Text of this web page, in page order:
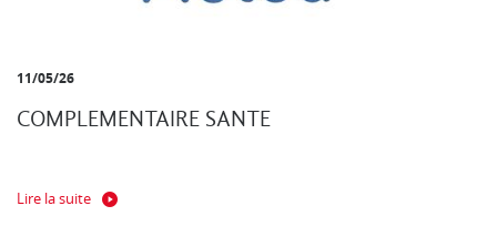
11/05/26
COMPLEMENTAIRE SANTE
Lire la suite